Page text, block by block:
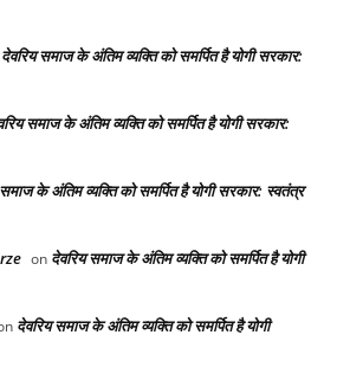
देवरिय समाज के अंतिम व्यक्ति को समर्पित है योगी सरकार:
समाज के अंतिम व्यक्ति को समर्पित है योगी सरकार:
के अंतिम व्यक्ति को समर्पित है योगी सरकार: स्वतंत्र
on देवरिय समाज के अंतिम व्यक्ति को समर्पित है योगी
देवरिय समाज के अंतिम व्यक्ति को समर्पित है योगी